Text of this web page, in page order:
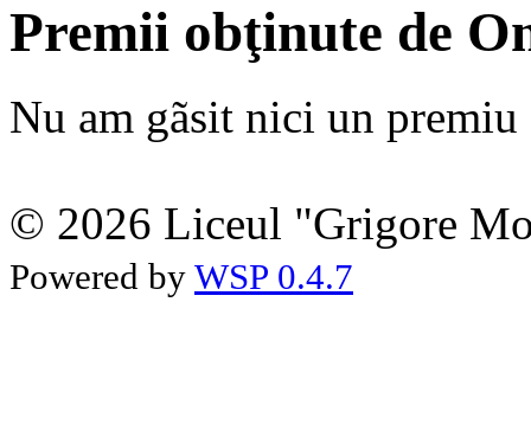
Premii obţinute de
Nu am gãsit nici un premiu
© 2026 Liceul "Grigore
Powered by WSP 0.4.7